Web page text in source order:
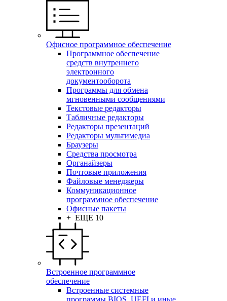
Офисное программное обеспечение
Программное обеспечение
средств внутреннего
электронного
документооборота
Программы для обмена
мгновенными сообщениями
Текстовые редакторы
Табличные редакторы
Редакторы презентаций
Редакторы мультимедиа
Браузеры
Средства просмотра
Органайзеры
Почтовые приложения
Файловые менеджеры
Коммуникационное
программное обеспечение
Офисные пакеты
+ ЕЩЕ 10
Встроенное программное
обеспечение
Встроенные системные
программы BIOS, UEFI и иные